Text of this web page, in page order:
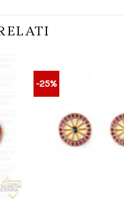
-25%